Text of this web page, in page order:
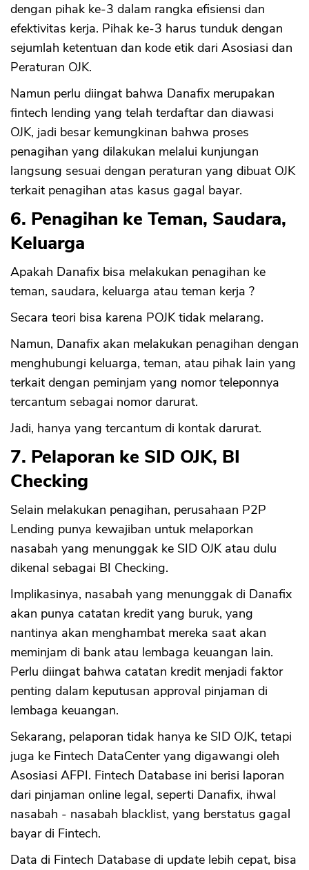
dengan pihak ke-3 dalam rangka efisiensi dan
efektivitas kerja. Pihak ke-3 harus tunduk dengan
sejumlah ketentuan dan kode etik dari Asosiasi dan
Peraturan OJK.
Namun perlu diingat bahwa Danafix merupakan
fintech lending yang telah terdaftar dan diawasi
OJK, jadi besar kemungkinan bahwa proses
penagihan yang dilakukan melalui kunjungan
langsung sesuai dengan peraturan yang dibuat OJK
terkait penagihan atas kasus gagal bayar.
6. Penagihan ke Teman, Saudara,
Keluarga
Apakah Danafix bisa melakukan penagihan ke
teman, saudara, keluarga atau teman kerja ?
Secara teori bisa karena POJK tidak melarang.
Namun, Danafix akan melakukan penagihan dengan
menghubungi keluarga, teman, atau pihak lain yang
terkait dengan peminjam yang nomor teleponnya
tercantum sebagai nomor darurat.
Jadi, hanya yang tercantum di kontak darurat.
7. Pelaporan ke SID OJK, BI
Checking
Selain melakukan penagihan, perusahaan P2P
Lending punya kewajiban untuk melaporkan
nasabah yang menunggak ke SID OJK atau dulu
dikenal sebagai BI Checking.
Implikasinya, nasabah yang menunggak di Danafix
akan punya catatan kredit yang buruk, yang
nantinya akan menghambat mereka saat akan
meminjam di bank atau lembaga keuangan lain.
Perlu diingat bahwa catatan kredit menjadi faktor
penting dalam keputusan approval pinjaman di
lembaga keuangan.
Sekarang, pelaporan tidak hanya ke SID OJK, tetapi
juga ke Fintech DataCenter yang digawangi oleh
Asosiasi AFPI. Fintech Database ini berisi laporan
dari pinjaman online legal, seperti Danafix, ihwal
nasabah - nasabah blacklist, yang berstatus gagal
bayar di Fintech.
Data di Fintech Database di update lebih cepat, bisa